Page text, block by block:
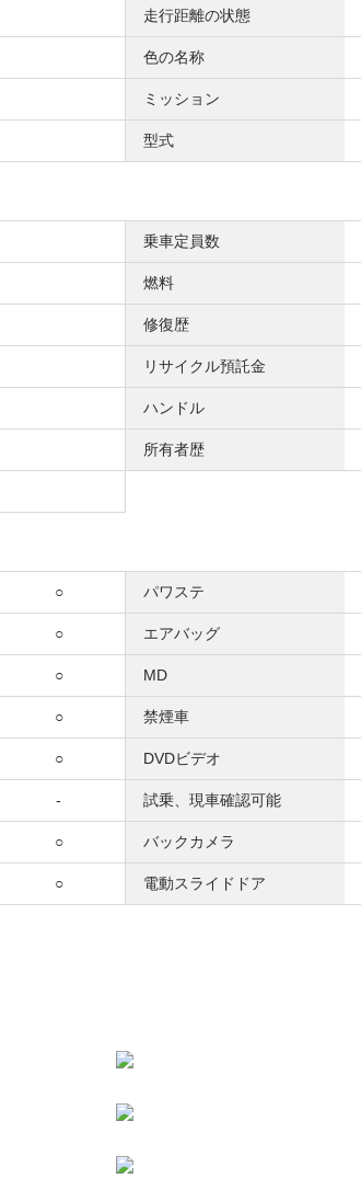
走行距離の状態
色の名称
ミッション
型式
乗車定員数
燃料
修復歴
リサイクル預託金
ハンドル
所有者歴
○ パワステ
○ エアバッグ
○ MD
○ 禁煙車
○ DVDビデオ
- 試乗、現車確認可能
○ バックカメラ
○ 電動スライドドア